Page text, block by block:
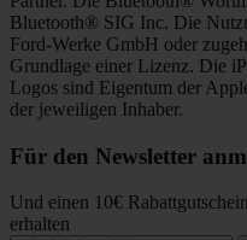
Bluetooth® SIG Inc. Die
Ford-Werke GmbH oder
Grundlage einer Lizenz. Die
Logos sind Eigentum der
der jeweiligen Inhaber.
Für den Newsletter
Und einen 10€
erhalten